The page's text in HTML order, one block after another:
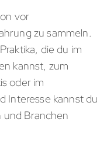
vor
zu sammeln.
die du im
kannst, zum
oder im
Interesse kannst du
und Branchen